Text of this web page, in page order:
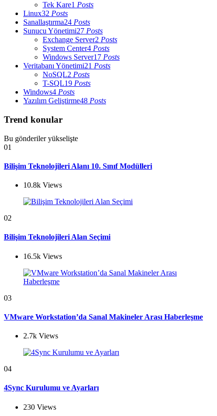
Tek Kare1 Posts
Linux32 Posts
Sanallaştırma24 Posts
Sunucu Yönetimi27 Posts
Exchange Server2 Posts
System Center4 Posts
Windows Server17 Posts
Veritabanı Yönetimi21 Posts
NoSQL2 Posts
T-SQL19 Posts
Windows4 Posts
Yazılım Geliştirme48 Posts
Trend konular
Bu gönderiler yükselişte
01
Bilişim Teknolojileri Alanı 10. Sınıf Modülleri
10.8k Views
02
Bilişim Teknolojileri Alan Seçimi
16.5k Views
03
VMware Workstation’da Sanal Makineler Arası Haberleşme
2.7k Views
04
4Sync Kurulumu ve Ayarları
230 Views